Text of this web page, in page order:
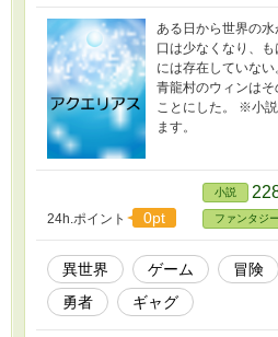
ある日から世界の
口は少なくなり、
には存在していない
青龍村のウィンは
ことにした。 ※小
ます。
24h.ポイント 0pt
小説
ファンタジー
異世界 ゲーム 冒険
勇者
ギャグ